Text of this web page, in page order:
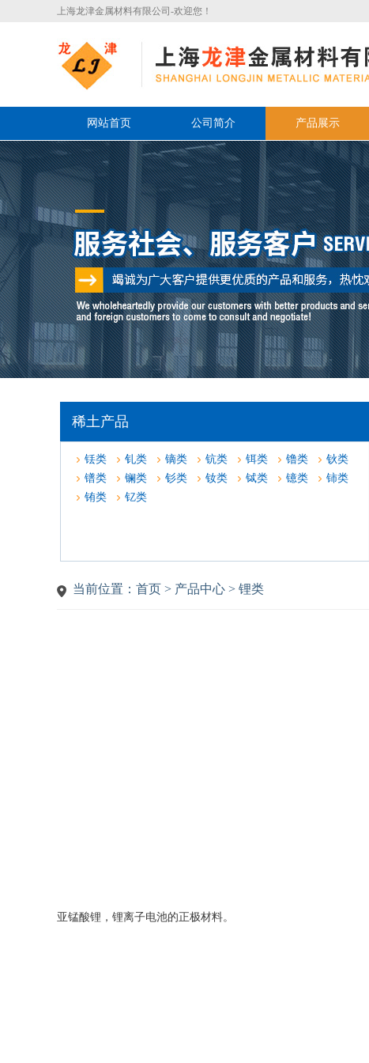
上海龙津金属材料有限公司-欢迎您！
网站首页 公司简介 产品展示
稀土产品
铥类 钆类 镝类 钪类 铒类 镥类
钬类
镨类
镧类 钐类 钕类 铽类 镱类
铈类
铕类
钇类
当前位置：首页 > 产品中心 > 锂类
亚锰酸锂，锂离子电池的正极材料。